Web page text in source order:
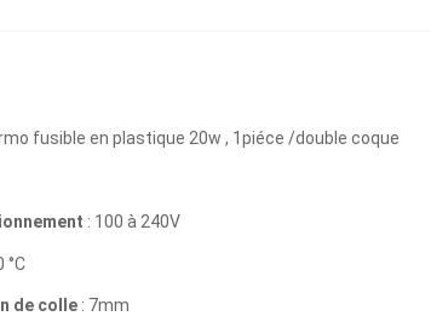
fusible en plastique 20w , 1piéce /double coque
: 100 à 240V
°C
de colle: 7mm